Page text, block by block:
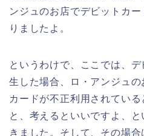
ンジュのお店でデビットカ
りましたよ。
というわけで、ここでは、
生した場合、ロ・アンジュの
カードが不正利用されてい
と、考えるといいですよ、
きました。そして、その場